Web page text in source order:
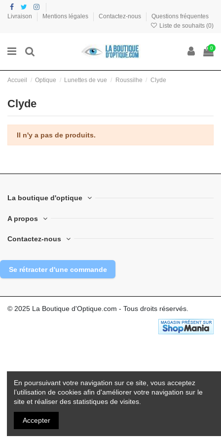
Livraison Mentions légales Contactez-nous
Questions fréquentes
Liste de souhaits (0)
0
Accueil Optique Lunettes de vue Roussilhe Clyde
Clyde
Il n'y a pas de produits.
La boutique d'optique
A propos
Contactez-nous
Se rétracter d'une commande
© 2025 La Boutique d'Optique.com - Tous droits réservés.
En poursuivant votre navigation sur ce site, vous acceptez
l’utilisation de cookies afin d'améliorer votre navigation sur le
site et réaliser des statistiques de visites.
Accepter